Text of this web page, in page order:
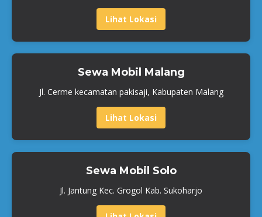
Lihat Lokasi
Sewa Mobil Malang
Jl. Cerme kecamatan pakisaji, Kabupaten Malang
Lihat Lokasi
Sewa Mobil Solo
Jl. Jantung Kec. Grogol Kab. Sukoharjo